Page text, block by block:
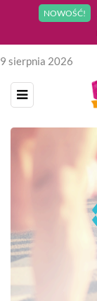
NOWOŚĆ!
9 sierpnia 2026